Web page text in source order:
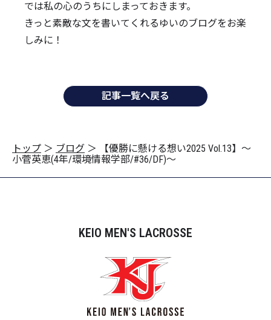
では私の心のうちにしまっておきます。
きっと素敵な文を書いてくれるゆいのブログをお楽
しみに！
記事一覧へ戻る
トップ ＞ ブログ ＞
【優勝に懸ける想い2025 Vol.13】〜
小菅英恵(4年/環境情報学部/#36/DF)〜
KEIO MEN'S LACROSSE